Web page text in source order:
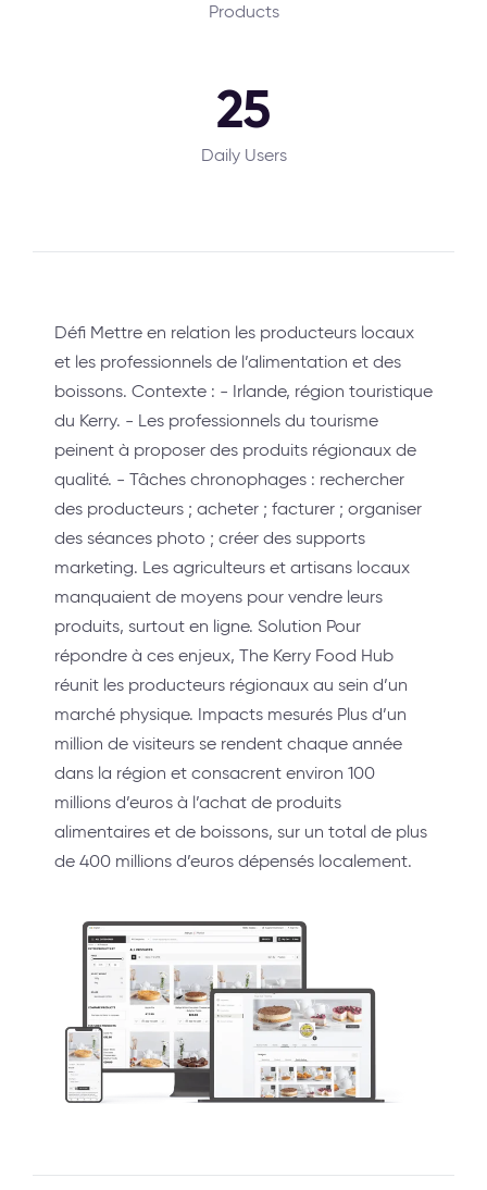
Products
25
Daily Users
Défi Mettre en relation les producteurs locaux
et les professionnels de l’alimentation et des
boissons. Contexte : - Irlande, région touristique
du Kerry. - Les professionnels du tourisme
peinent à proposer des produits régionaux de
qualité. - Tâches chronophages : rechercher
des producteurs ; acheter ; facturer ; organiser
des séances photo ; créer des supports
marketing. Les agriculteurs et artisans locaux
manquaient de moyens pour vendre leurs
produits, surtout en ligne. Solution Pour
répondre à ces enjeux, The Kerry Food Hub
réunit les producteurs régionaux au sein d’un
marché physique. Impacts mesurés Plus d’un
million de visiteurs se rendent chaque année
dans la région et consacrent environ 100
millions d’euros à l’achat de produits
alimentaires et de boissons, sur un total de plus
de 400 millions d’euros dépensés localement.